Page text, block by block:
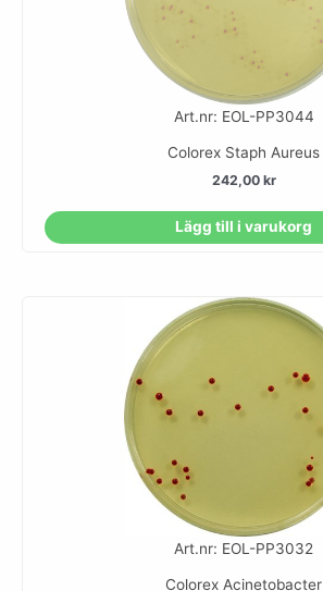
Art.nr: EOL-PP3044
Colorex Staph Aureus
242,00 kr
Lägg till i varukorg
Art.nr: EOL-PP3032
Colorex Acinetobacter